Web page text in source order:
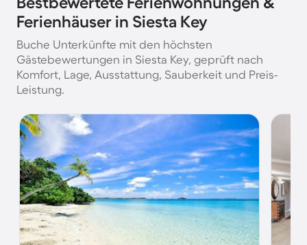
Ferienhäuser in Siesta Key
Buche Unterkünfte mit den höchsten
Gästebewertungen in Siesta Key, geprüft nach
Komfort, Lage, Ausstattung, Sauberkeit und Preis-
Leistung.